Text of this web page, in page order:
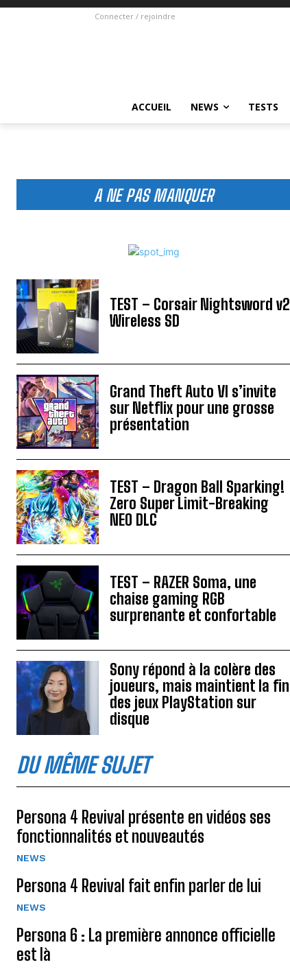
Connecter / rejoindre
ACCUEIL NEWS TESTS
A NE PAS MANQUER
TEST – Corsair Nightsword v2
Wireless SD
Grand Theft Auto VI s’invite
sur Netflix pour une grosse
présentation
TEST – Dragon Ball Sparking!
Zero Super Limit-Breaking
NEO DLC
TEST – RAZER Soma, une
chaise gaming RGB
surprenante et confortable
Sony répond à la colère des
joueurs, mais maintient la fin
des jeux PlayStation sur
disque
DU MÊME SUJET
Persona 4 Revival présente en vidéos ses
fonctionnalités et nouveautés
NEWS
Persona 4 Revival fait enfin parler de lui
NEWS
Persona 6 : La première annonce officielle
est là